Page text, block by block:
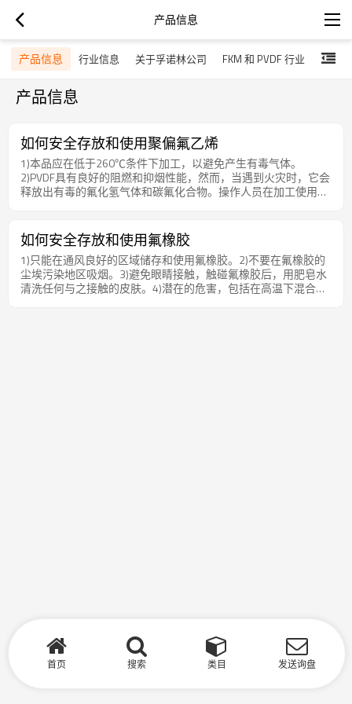
产品信息
产品信息 行业信息 关于孚诺林公司 FKM 和 PVDF 行业
产品信息
如何安全存放和使用聚偏氟乙烯
1)本品应在低于260℃条件下加工，以避免产生有毒气体。
2)PVDF具有良好的阻燃和抑烟性能，然而，当遇到火灾时，它会
释放出有毒的氟化氢气体和碳氟化合物。操作人员在加工使用过
如何安全存放和使用氟橡胶
1)只能在通风良好的区域储存和使用氟橡胶。2)不要在氟橡胶的
尘埃污染地区吸烟。3)避免眼睛接触，触碰氟橡胶后，用肥皂水
清洗任何与之接触的皮肤。4)潜在的危害，包括在高温下混合或
首页 搜索 类目 发送询盘